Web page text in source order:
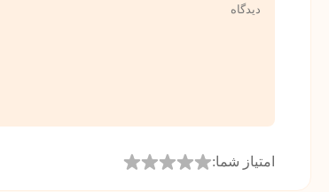
امتیاز شما: